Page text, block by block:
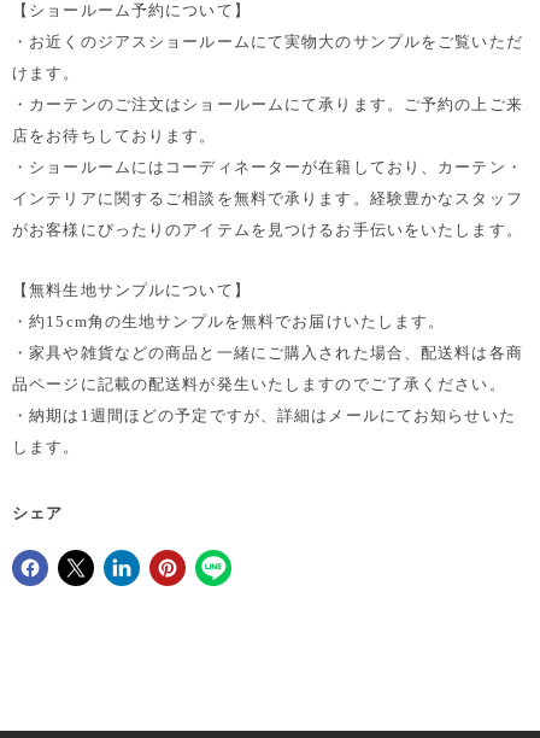
【ショールーム予約について】
・お近くのジアスショールームにて実物大のサンプルをご覧いただ
けます。
・カーテンのご注文はショールームにて承ります。ご予約の上ご来
店をお待ちしております。
・ショールームにはコーディネーターが在籍しており、カーテン・
インテリアに関するご相談を無料で承ります。経験豊かなスタッフ
がお客様にぴったりのアイテムを見つけるお手伝いをいたします。
【無料生地サンプルについて】
・約15cm角の生地サンプルを無料でお届けいたします。
・家具や雑貨などの商品と一緒にご購入された場合、配送料は各商
品ページに記載の配送料が発生いたしますのでご了承ください。
・納期は1週間ほどの予定ですが、詳細はメールにてお知らせいた
します。
シェア